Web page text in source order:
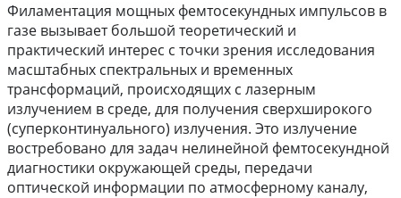
Филаментация мощных фемтосекундных импульсов в
газе вызывает большой теоретический и
практический интерес с точки зрения исследования
масштабных спектральных и временных
трансформаций, происходящих с лазерным
излучением в среде, для получения сверхширокого
(суперконтинуального) излучения. Это излучение
востребовано для задач нелинейной фемтосекундной
диагностики окружающей среды, передачи
оптической информации по атмосферному каналу,